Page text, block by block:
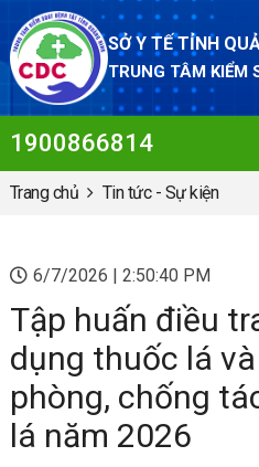
SỞ Y TẾ TỈNH
TRUNG TÂM KIỂM
1900866814
Trang chủ Tin tức - Sự kiện
6/7/2026 | 2:50:40 PM
Tập huấn điều
dụng thuốc lá
phòng, chống
lá năm 2026